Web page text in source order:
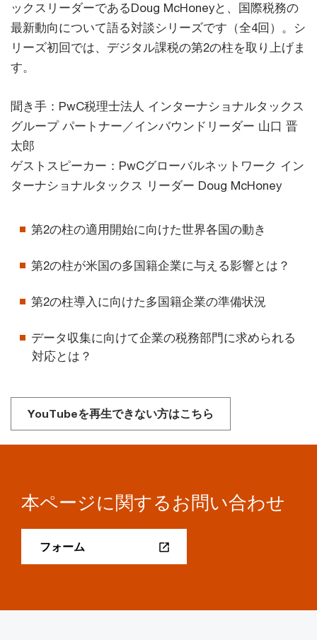
ックスリーダーであるDoug McHoneyと、国際税務の
最新動向について語る対談シリーズです（全4回）。シ
リーズ初回では、デジタル課税の第2の柱を取り上げま
す。
聞き手：PwC税理士法人 インターナショナルタックス
グループ パートナー／インバウンドリーダー 山口 晋
太郎
ゲストスピーカー：PwCグローバルネットワーク イン
ターナショナルタックス リーダー Doug McHoney
第2の柱の適用開始に向けた世界各国の動き
第2の柱が米国の多国籍企業に与える影響とは？
第2の柱導入に向けた多国籍企業の準備状況
データ収集に向けて企業の税務部門に求められる
対応とは？
YouTubeを再生できない方はこちら
本ページに関するお問い合わせ
フォーム